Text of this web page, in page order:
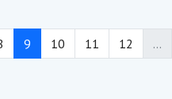
9 10 11 12 ...